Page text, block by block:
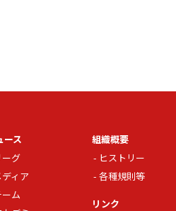
ース
ーグ
ディア
ーム
組織概要
ヒストリー
各種規則等
リンク